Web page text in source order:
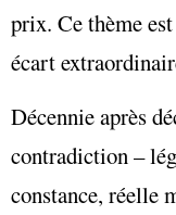
prix. Ce thème
écart
Décennie après
contradiction –
constance, réelle